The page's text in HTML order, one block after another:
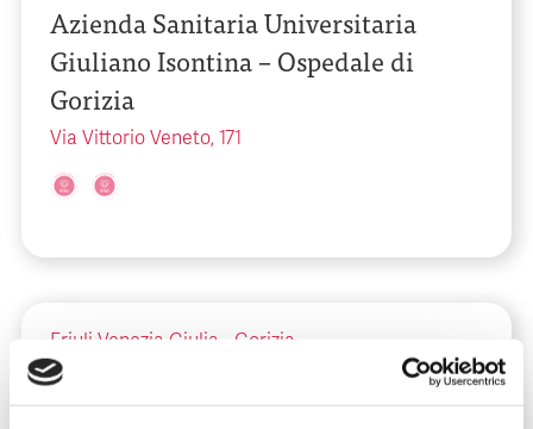
Azienda Sanitaria Universitaria
Giuliano Isontina – Ospedale di
Gorizia
Via Vittorio Veneto, 171
Friuli-Venezia Giulia Gorizia
Azienda Sanitaria Universitaria